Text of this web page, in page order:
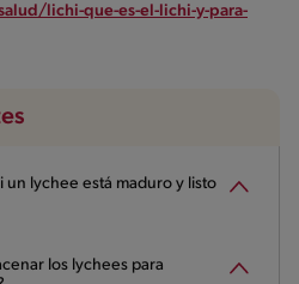
lichi-que-es-el-lichi-y-para-
un lychee está maduro y listo
los lychees para